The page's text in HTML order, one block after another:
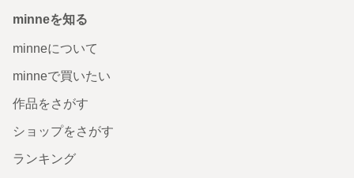
minneを知る
minneについて
minneで買いたい
作品をさがす
ショップをさがす
ランキング